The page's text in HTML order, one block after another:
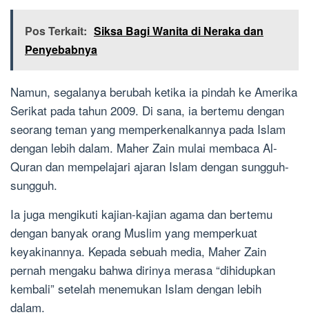
Pos Terkait: Siksa Bagi Wanita di Neraka dan
Penyebabnya
Namun, segalanya berubah ketika ia pindah ke Amerika
Serikat pada tahun 2009. Di sana, ia bertemu dengan
seorang teman yang memperkenalkannya pada Islam
dengan lebih dalam. Maher Zain mulai membaca Al-
Quran dan mempelajari ajaran Islam dengan sungguh-
sungguh.
Ia juga mengikuti kajian-kajian agama dan bertemu
dengan banyak orang Muslim yang memperkuat
keyakinannya. Kepada sebuah media, Maher Zain
pernah mengaku bahwa dirinya merasa “dihidupkan
kembali” setelah menemukan Islam dengan lebih
dalam.